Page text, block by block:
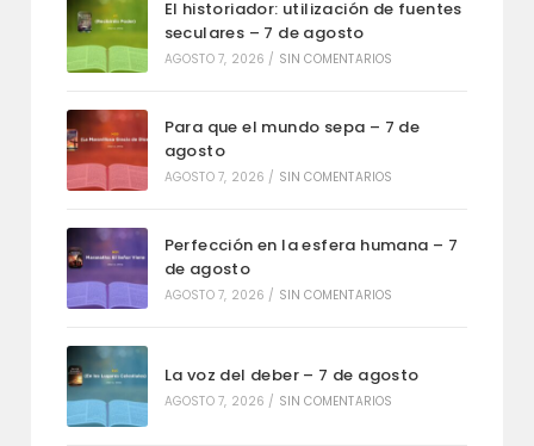
El historiador: utilización de fuentes
seculares – 7 de agosto
AGOSTO 7, 2026 / SIN COMENTARIOS
Para que el mundo sepa – 7 de
agosto
AGOSTO 7, 2026 / SIN COMENTARIOS
Perfección en la esfera humana – 7
de agosto
AGOSTO 7, 2026 / SIN COMENTARIOS
La voz del deber – 7 de agosto
AGOSTO 7, 2026 / SIN COMENTARIOS